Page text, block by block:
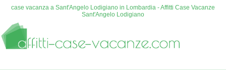
case vacanza a Sant'Angelo Lodigiano in Lombardia - Affitti Case Vacanze
Sant'Angelo Lodigiano